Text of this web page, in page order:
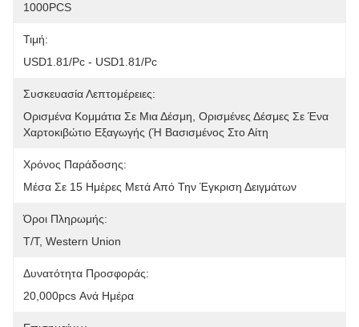
1000PCS
Τιμή:
USD1.81/pc - USD1.81/pc
Συσκευασία Λεπτομέρειες:
Ορισμένα Κομμάτια Σε Μια Δέσμη, Ορισμένες Δέσμες Σε Ένα
Χαρτοκιβώτιο Εξαγωγής (ή Βασισμένος Στο Αίτη
Χρόνος Παράδοσης:
Μέσα Σε 15 Ημέρες Μετά Από Την Έγκριση Δειγμάτων
Όροι Πληρωμής:
T/T, Western Union
Δυνατότητα Προσφοράς:
20,000pcs Ανά Ημέρα